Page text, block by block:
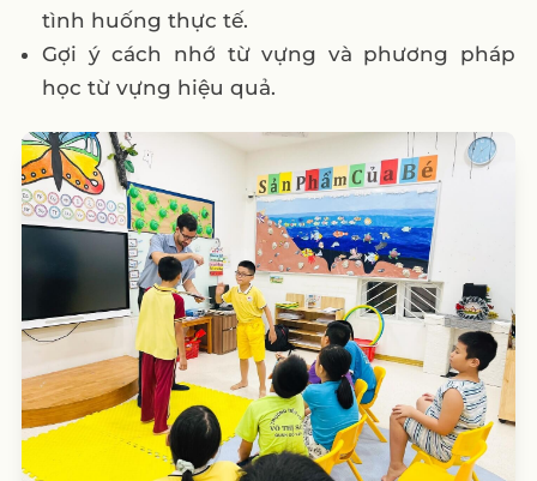
6. Content quảng cáo của trung tâm anh
văn Mẫu 3
III. 6 trung tâm anh văn có content hay
1. VUS (Anh văn hội Việt Mỹ)
2. Apollo English
3. ILA Vietnam
4. Apax English
5. Jaxtina
6. Wall Street English
IV. Lời kết
Câu hỏi thường gặp
1. Tại sao nội dung chất lượng lại quan
tình huống thực tế.
Gợi ý cách nhớ từ vựng và phương pháp
học từ vựng hiệu quả.